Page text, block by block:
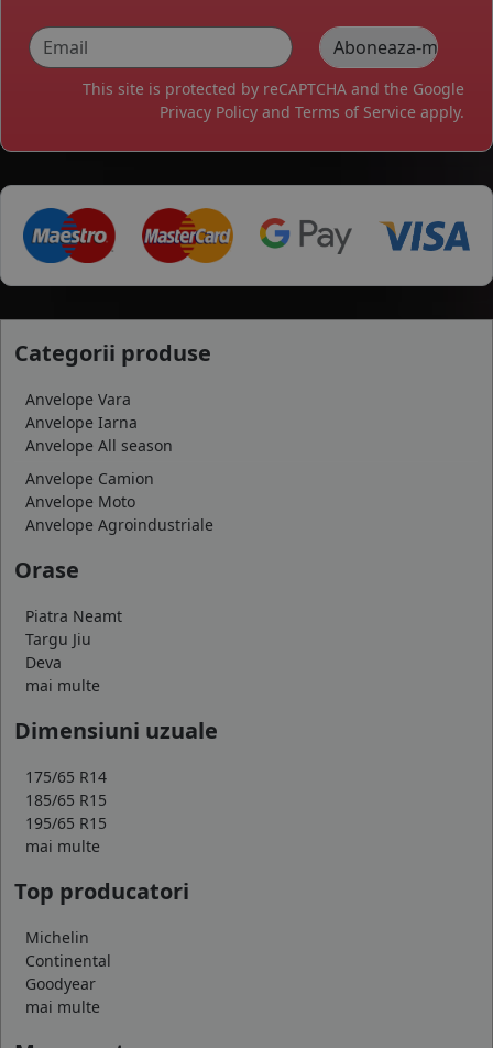
This site is protected by reCAPTCHA and the Google
Privacy Policy and Terms of Service apply.
Categorii produse
Anvelope Vara
Anvelope Iarna
Anvelope All season
Anvelope Camion
Anvelope Moto
Anvelope Agroindustriale
Orase
Piatra Neamt
Targu Jiu
Deva
mai multe
Dimensiuni uzuale
175/65 R14
185/65 R15
195/65 R15
mai multe
Top producatori
Michelin
Continental
Goodyear
mai multe